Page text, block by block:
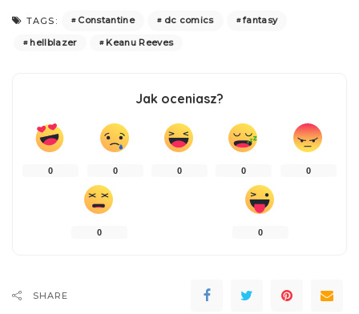
TAGS: Constantine dc comics
fantasy
hellblazer
Keanu Reeves
Jak oceniasz?
0 0 0 0 0
0 0
SHARE